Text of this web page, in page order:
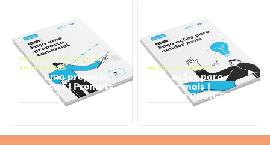
NEGÓCIOS, PROCESSOS
EMPRESARIAIS
Faça uma proposta
comercial | Prompts
ChatGPT
NEGÓCIOS, VENDAS
Faça ações para
vender mais |
Prompts ChatGPT